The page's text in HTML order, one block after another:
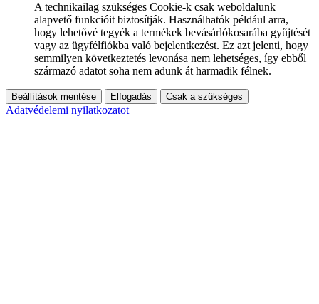
A technikailag szükséges Cookie-k csak weboldalunk
alapvető funkcióit biztosítják. Használhatók például arra,
hogy lehetővé tegyék a termékek bevásárlókosarába gyűjtését
vagy az ügyfélfiókba való bejelentkezést. Ez azt jelenti, hogy
semmilyen következtetés levonása nem lehetséges, így ebből
származó adatot soha nem adunk át harmadik félnek.
Beállítások mentése Elfogadás Csak a szükséges
Adatvédelemi nyilatkozatot